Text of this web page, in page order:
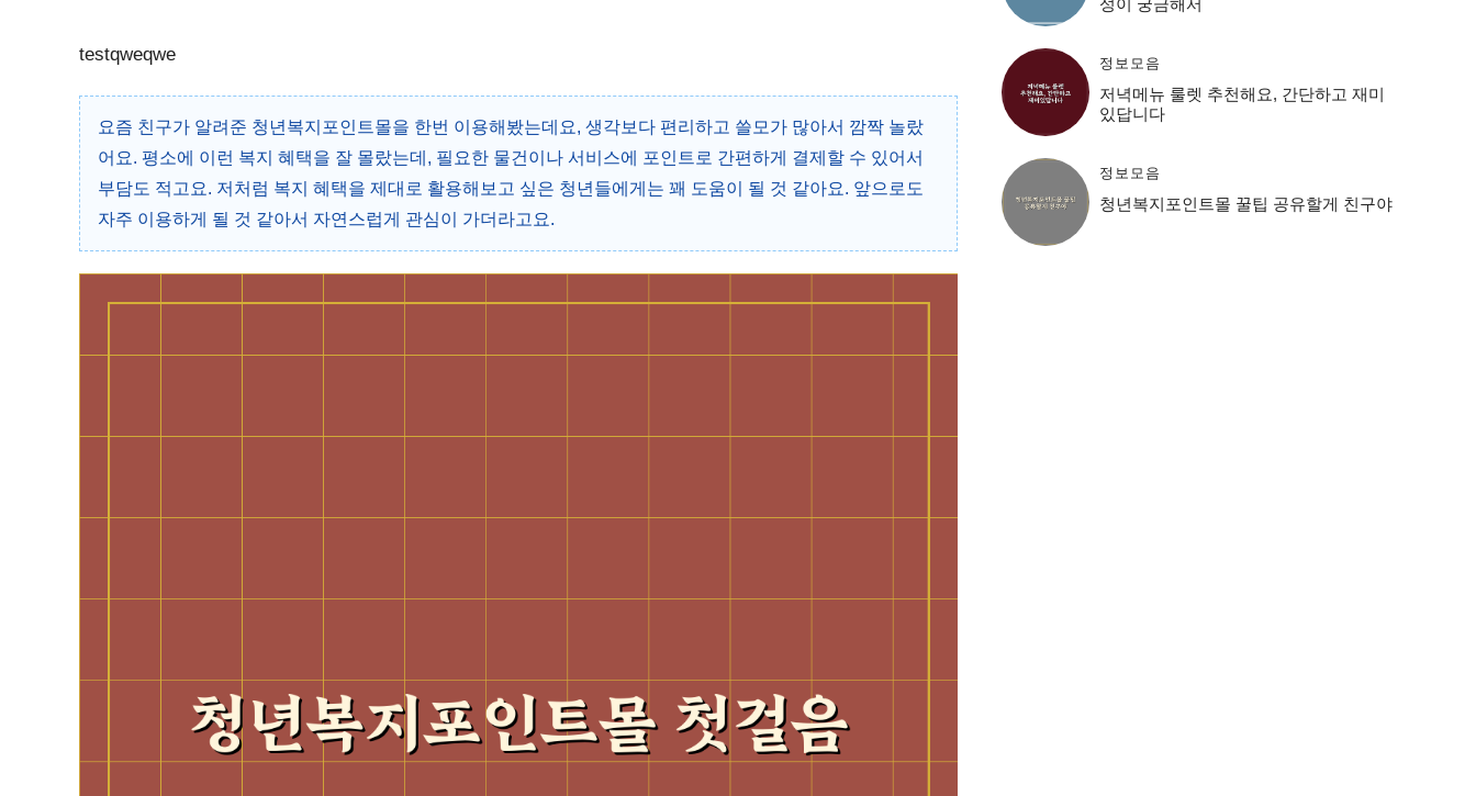
testqweqwe
요즘 친구가 알려준 청년복지포인트몰을 한번 이용해봤는데요, 생각보다 편리하고 쓸모가 많아서 깜짝 놀랐
어요. 평소에 이런 복지 혜택을 잘 몰랐는데, 필요한 물건이나 서비스에 포인트로 간편하게 결제할 수 있어서
부담도 적고요. 저처럼 복지 혜택을 제대로 활용해보고 싶은 청년들에게는 꽤 도움이 될 것 같아요. 앞으로도
자주 이용하게 될 것 같아서 자연스럽게 관심이 가더라고요.
정보모음
저녁메뉴 룰렛 추천해요, 간단하고 재미
있답니다
정보모음
청년복지포인트몰 꿀팁 공유할게 친구야